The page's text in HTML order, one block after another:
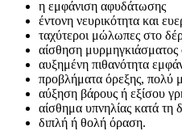
η εμφάνιση αφυδάτωσης
έντονη νευρικότητα και
ταχύτεροι μώλωπες στο
αίσθηση μυρμηγκιάσματος
αυξημένη πιθανότητα
προβλήματα όρεξης, πολύ
αύξηση βάρους ή εξίσου
αίσθημα υπνηλίας κατά τη
διπλή ή θολή όραση.